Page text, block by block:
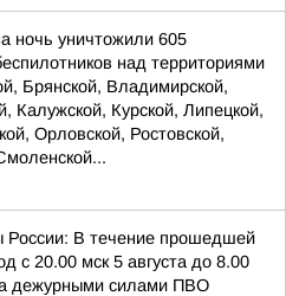
ночь уничтожили 605
над территориями
Брянской, Владимирской,
Калужской, Курской, Липецкой,
Орловской, Ростовской,
России: В течение прошедшей
с 20.00 мск 5 августа до 8.00
дежурными силами ПВО